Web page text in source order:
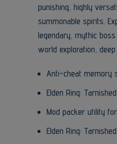
punishing, highly
summonable spirits.
legendary, mythic
world exploration,
Anti-cheat memory
Elden Ring:
Mod packer utility
Elden Ring: